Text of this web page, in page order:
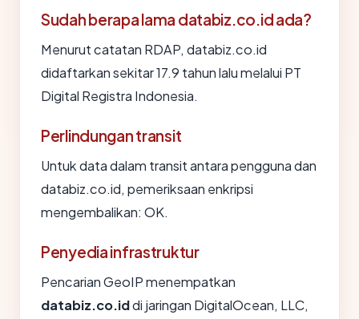
Sudah berapa lama databiz.co.id ada?
Menurut catatan RDAP, databiz.co.id
didaftarkan sekitar 17.9 tahun lalu melalui PT
Digital Registra Indonesia.
Perlindungan transit
Untuk data dalam transit antara pengguna dan
databiz.co.id, pemeriksaan enkripsi
mengembalikan: OK.
Penyedia infrastruktur
Pencarian GeoIP menempatkan
databiz.co.iddi jaringan DigitalOcean, LLC,